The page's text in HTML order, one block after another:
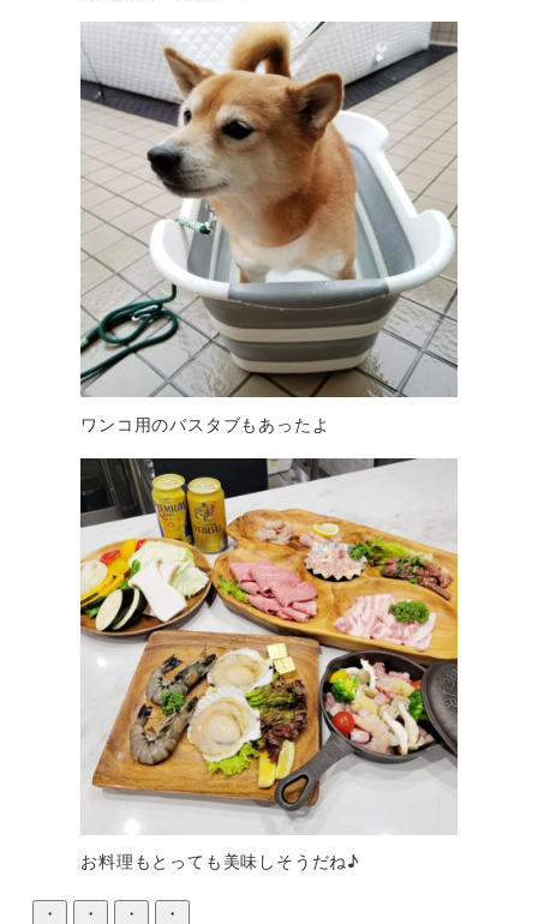
ワンコ用のバスタブもあったよ
お料理もとっても美味しそうだね♪
・ ・ ・ ・